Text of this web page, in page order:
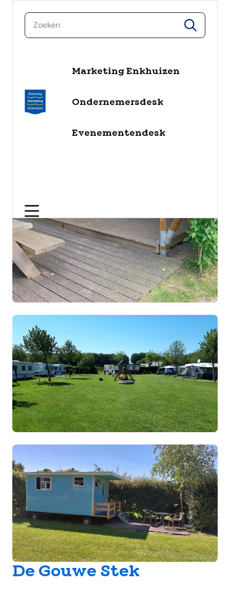
Marketing Enkhuizen
Ondernemersdesk
Evenementendesk
zoeken
zoeken
De Gouwe Stek